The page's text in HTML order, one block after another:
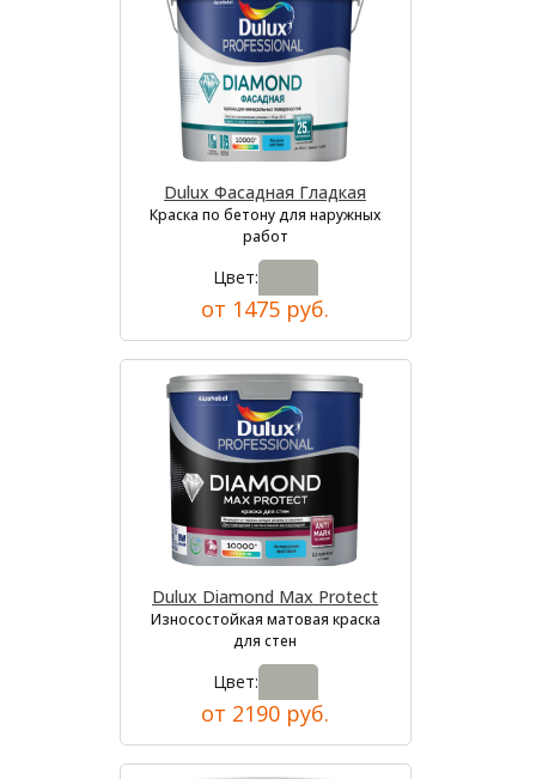
Dulux Фасадная Гладкая
Краска по бетону для наружных
работ
Цвет:
от 1475 руб.
Dulux Diamond Max Protect
Износостойкая матовая краска
для стен
Цвет:
от 2190 руб.